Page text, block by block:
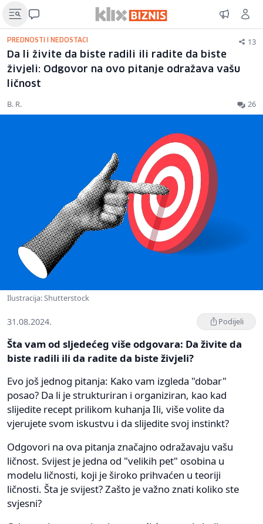
PREDNOSTI I NEDOSTACI 13
Da li živite da biste radili ili radite da biste
živjeli: Odgovor na ovo pitanje odražava vašu
ličnost
B. R. 26
Ilustracija: Shutterstock
31.08.2024. Podijeli
Šta vam od sljedećeg više odgovara: Da živite da
biste radili ili da radite da biste živjeli?
Evo još jednog pitanja: Kako vam izgleda "dobar"
posao? Da li je strukturiran i organiziran, kao kad
slijedite recept prilikom kuhanja Ili, više volite da
vjerujete svom iskustvu i da slijedite svoj instinkt?
Odgovori na ova pitanja značajno odražavaju vašu
ličnost. Svijest je jedna od "velikih pet" osobina u
modelu ličnosti, koji je široko prihvaćen u teoriji
ličnosti. Šta je svijest? Zašto je važno znati koliko ste
svjesni?